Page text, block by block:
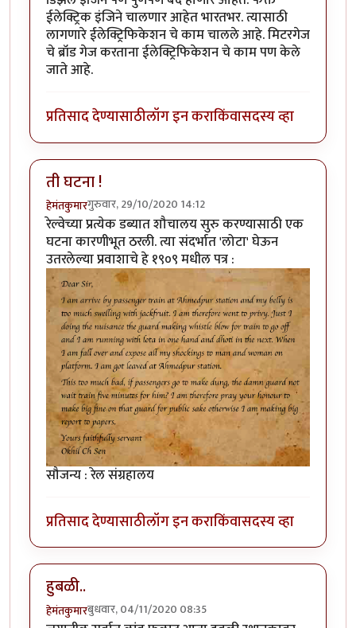
ईलेक्ट्रिक इंजिने चालणार आहेत भारतभर. त्यासाठी
लागणारे ईलेक्ट्रिफिकेशन चे काम चालले आहे. मिटरगेज
चे ब्रॉड गेज करताना ईलेक्ट्रिफिकेशन चे काम पण केले
जाते आहे.
प्रतिसाद देण्यासाठीलॉग इन कराकिंवासदस्य व्हा
ती घटना !
हेमंतकुमारगुरुवार, 29/10/2020 14:12
रेल्वेच्या प्रत्येक डब्यात शौचालय सुरु करण्यासाठी एक
घटना कारणीभूत ठरली. त्या संदर्भात 'लोटा' घेऊन
उतरलेल्या प्रवाशाचे हे १९०९ मधील पत्र :
सौजन्य : रेल संग्रहालय
प्रतिसाद देण्यासाठीलॉग इन कराकिंवासदस्य व्हा
हुबळी..
हेमंतकुमारबुधवार, 04/11/2020 08:35